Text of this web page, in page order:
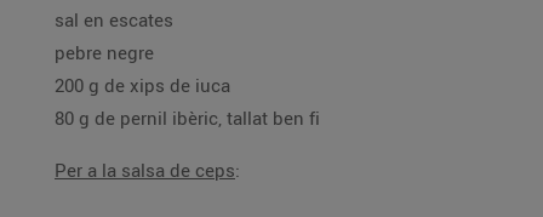
sal en escates
pebre negre
200 g de xips de iuca
80 g de pernil ibèric, tallat ben fi
Per a la salsa de ceps: